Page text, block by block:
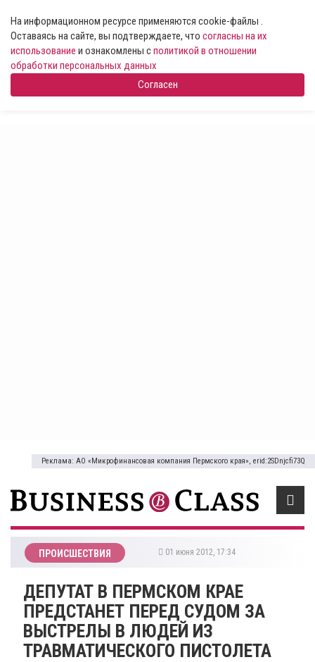
На информационном ресурсе применяются cookie-файлы .
Оставаясь на сайте, вы подтверждаете, что согласны на их
использование и ознакомлены сполитикой в отношении
обработки персональных данных
Согласен
Реклама: АО «Микрофинансовая компания Пермского края», erid:2SDnjcfi73Q
ПРОИСШЕСТВИЯ 01 июня 2012, 17:34
ДЕПУТАТ В ПЕРМСКОМ КРАЕ
ПРЕДСТАНЕТ ПЕРЕД СУДОМ ЗА
ВЫСТРЕЛЫ В ЛЮДЕЙ ИЗ
ТРАВМАТИЧЕСКОГО ПИСТОЛЕТА